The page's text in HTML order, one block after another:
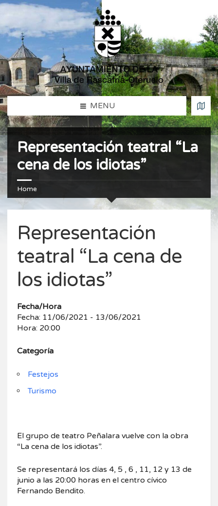
MENU
Representación teatral “La
cena de los idiotas”
Home
Representación
teatral “La cena de
los idiotas”
Fecha/Hora
Fecha: 11/06/2021 - 13/06/2021
Hora: 20:00
Categoría
Festejos
Turismo
El grupo de teatro Peñalara vuelve con la obra
“La cena de los idiotas”.
Se representará los días 4, 5 , 6 , 11, 12 y 13 de
junio a las 20:00 horas en el centro cívico
Fernando Bendito.